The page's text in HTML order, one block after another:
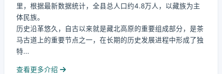
里，根据最新数据统计，全县总人口约4.8万人，以藏族为主
体民族。
历史沿革悠久，自古以来就是藏北高原的重要组成部分，是茶
马古道上的重要节点之一，在长期的历史发展进程中形成了独
特...
查看更多介绍